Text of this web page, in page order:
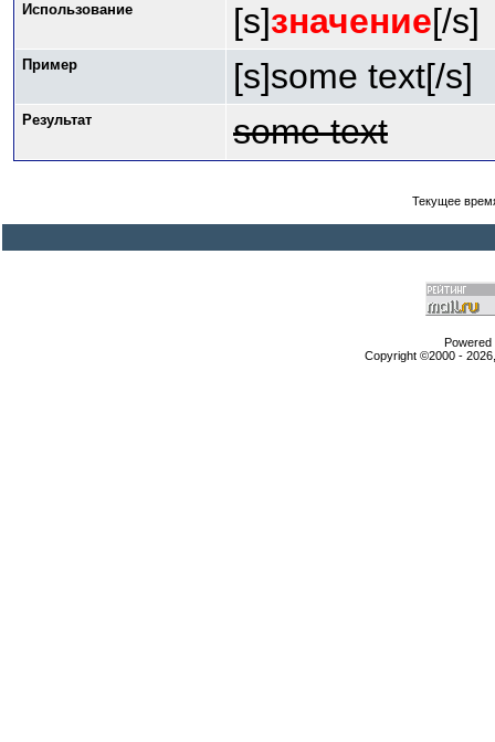
Использование [s]значение[/s]
Пример [s]some text[/s]
Результат some text
Текущее
Powered
Copyright ©2000 -